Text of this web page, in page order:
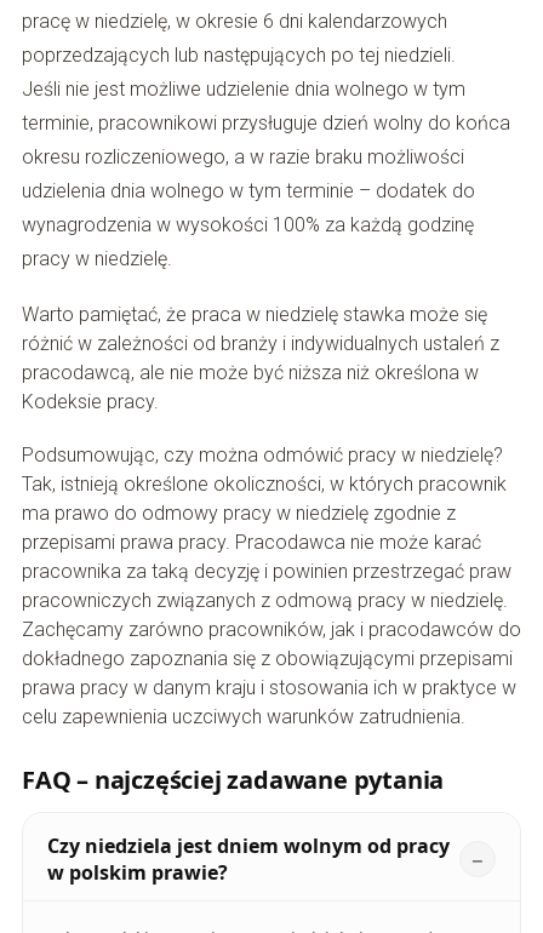
pracę w niedzielę, w okresie 6 dni kalendarzowych
poprzedzających lub następujących po tej niedzieli.
Jeśli nie jest możliwe udzielenie dnia wolnego w tym
terminie, pracownikowi przysługuje dzień wolny do końca
okresu rozliczeniowego, a w razie braku możliwości
udzielenia dnia wolnego w tym terminie – dodatek do
wynagrodzenia w wysokości 100% za każdą godzinę
pracy w niedzielę.
Warto pamiętać, że praca w niedzielę stawka może się
różnić w zależności od branży i indywidualnych ustaleń z
pracodawcą, ale nie może być niższa niż określona w
Kodeksie pracy.
Podsumowując, czy można odmówić pracy w niedzielę?
Tak, istnieją określone okoliczności, w których pracownik
ma prawo do odmowy pracy w niedzielę zgodnie z
przepisami prawa pracy. Pracodawca nie może karać
pracownika za taką decyzję i powinien przestrzegać praw
pracowniczych związanych z odmową pracy w niedzielę.
Zachęcamy zarówno pracowników, jak i pracodawców do
dokładnego zapoznania się z obowiązującymi przepisami
prawa pracy w danym kraju i stosowania ich w praktyce w
celu zapewnienia uczciwych warunków zatrudnienia.
FAQ – najczęściej zadawane pytania
Czy niedziela jest dniem wolnym od pracy
w polskim prawie?